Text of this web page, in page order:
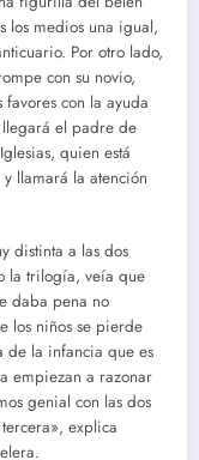
los medios una igual,
Por otro lado,
con su novio,
con la ayuda
llegará el padre de
quien está
llamará la atención
distinta a las dos
la trilogía, veía que
daba pena no
los niños se pierde
de la infancia que es
empiezan a razonar
genial con las dos
explica